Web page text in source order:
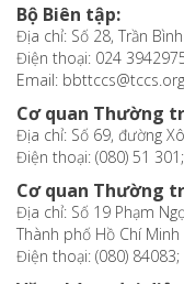
Bộ Biên tập:
Địa chỉ: Số 28, Trần
Điện thoại: 024
Email:
Cơ quan Thường
Địa chỉ: Số 69, đường
Điện thoại: (080) 51
Cơ quan Thường
Địa chỉ: Số 19 Phạm
Thành phố Hồ Chí Minh
Điện thoại: (080) 84083;